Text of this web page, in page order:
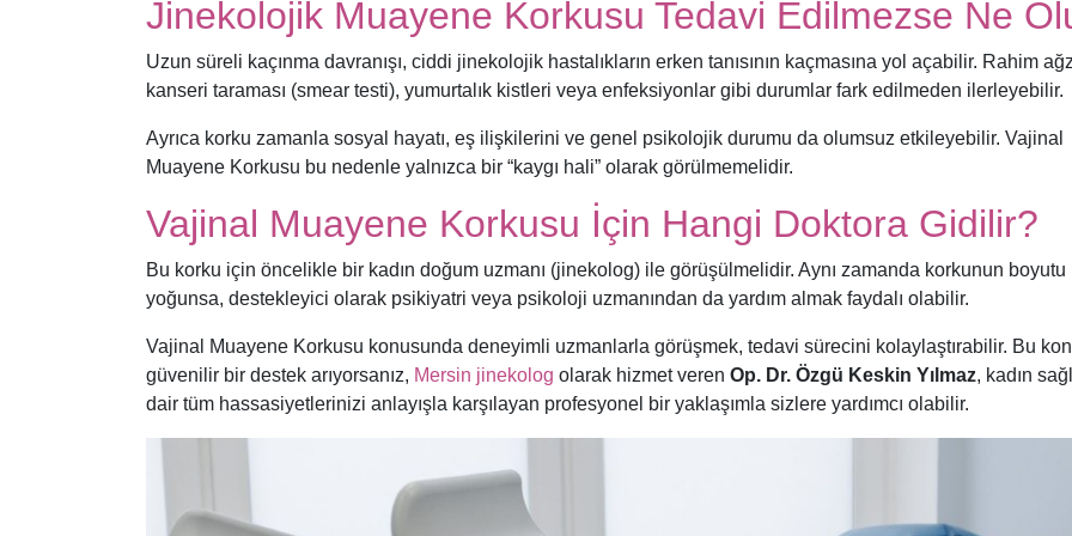
Jinekolojik Muayene Korkusu Tedavi Edilmezse Ne
Uzun süreli kaçınma davranışı, ciddi jinekolojik hastalıkların erken tanısının kaçmasına yol açabilir. Rahim
kanseri taraması (smear testi), yumurtalık kistleri veya enfeksiyonlar gibi durumlar fark edilmeden ilerleyebilir.
Ayrıca korku zamanla sosyal hayatı, eş ilişkilerini ve genel psikolojik durumu da olumsuz etkileyebilir. Vajinal
Muayene Korkusu bu nedenle yalnızca bir “kaygı hali” olarak görülmemelidir.
Vajinal Muayene Korkusu İçin Hangi Doktora Gidilir?
Bu korku için öncelikle bir kadın doğum uzmanı (jinekolog) ile görüşülmelidir. Aynı zamanda korkunun boyutu
yoğunsa, destekleyici olarak psikiyatri veya psikoloji uzmanından da yardım almak faydalı olabilir.
Vajinal Muayene Korkusu konusunda deneyimli uzmanlarla görüşmek, tedavi sürecini kolaylaştırabilir. Bu
güvenilir bir destek arıyorsanız, Mersin jinekolog olarak hizmet veren Op. Dr. Özgü Keskin Yılmaz, kadın
dair tüm hassasiyetlerinizi anlayışla karşılayan profesyonel bir yaklaşımla sizlere yardımcı olabilir.